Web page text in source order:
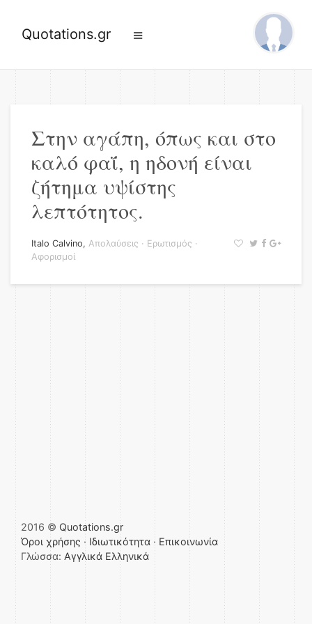
Quotations.gr
Στην αγάπη, όπως και στο
καλό φαΐ, η ηδονή είναι
ζήτημα υψίστης
λεπτότητος.
Italo Calvino, Απολαύσεις · Ερωτισμός ·
Αφορισμοί
2016 © Quotations.gr
Όροι χρήσης · Ιδιωτικότητα · Επικοινωνία
Γλώσσα: Αγγλικά Ελληνικά